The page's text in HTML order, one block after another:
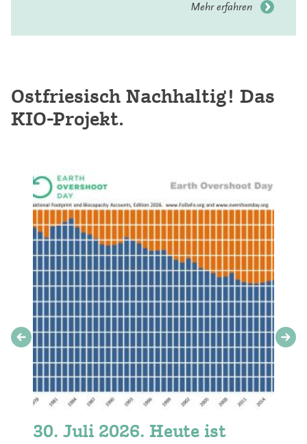
Mehr erfahren
Ostfriesisch Nachhaltig! Das
KIO-Projekt.
30. Juli 2026. Heute ist